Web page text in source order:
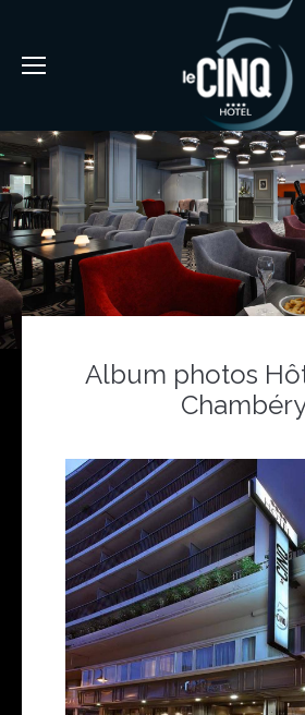
Album photos